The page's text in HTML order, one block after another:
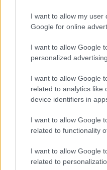
I want to allow my user
Google for online
I want to allow Google
personalized advertising.
I want to allow Google
related to analytics like
device identifiers in
I want to allow Google
related to functionality
I want to allow Google
related to
από 18.990 ευρώ
18η συνεχόμενη χρονιά για